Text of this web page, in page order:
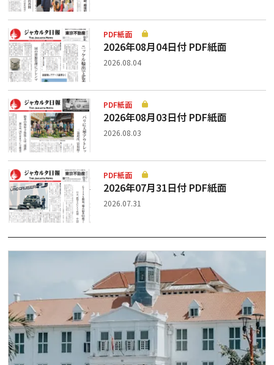
PDF紙面
2026年08月04日付 PDF紙面
2026.08.04
PDF紙面
2026年08月03日付 PDF紙面
2026.08.03
PDF紙面
2026年07月31日付 PDF紙面
2026.07.31